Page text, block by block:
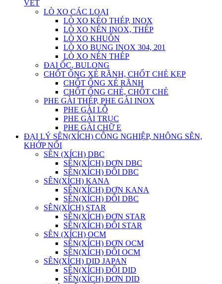
VÉT
LÒ XO CÁC LOẠI
LÒ XO KÉO THÉP, INOX
LÒ XO NÉN INOX, THÉP
LÒ XO KHUÔN
LÒ XO BUNG INOX 304, 201
LÒ XO NÉN THÉP
ĐAI ỐC, BULONG
CHỐT ỐNG XẺ RÃNH, CHỐT CHẺ KẸP
CHỐT ỐNG XẺ RÃNH
CHỐT ỐNG CHẺ, CHỐT CHẺ
PHE GÀI THÉP, PHE GÀI INOX
PHE GÀI LỖ
PHE GÀI TRỤC
PHE GÀI CHỮ E
ĐẠI LÝ SÊN(XÍCH) CÔNG NGHIỆP, NHÔNG SÊN,
KHỚP NỐI
SÊN (XÍCH) DBC
SÊN(XÍCH) ĐƠN DBC
SÊN(XÍCH) ĐÔI DBC
SÊN(XÍCH) KANA
SÊN(XÍCH) ĐƠN KANA
SÊN(XÍCH) ĐÔI DBC
SÊN(XÍCH) STAR
SÊN(XÍCH) ĐƠN STAR
SÊN(XÍCH) ĐÔI STAR
SÊN (XÍCH) OCM
SÊN(XÍCH) ĐƠN OCM
SÊN(XÍCH) ĐÔI OCM
SÊN(XÍCH) DID JAPAN
SÊN(XÍCH) ĐÔI DID
SÊN(XÍCH) ĐƠN DID